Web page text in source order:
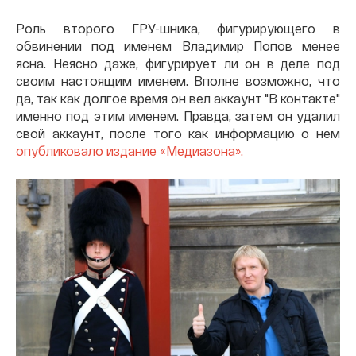
Роль второго ГРУ-шника, фигурирующего в
обвинении под именем Владимир Попов менее
ясна. Неясно даже, фигурирует ли он в деле под
своим настоящим именем. Вполне возможно, что
да, так как долгое время он вел аккаунт "В контакте"
именно под этим именем. Правда, затем он удалил
свой аккаунт, после того как информацию о нем
опубликовало издание «Медиазона».